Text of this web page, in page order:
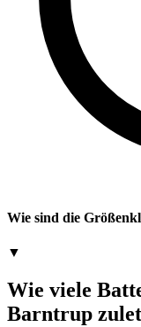
Wie sind die
▼
Wie viele
Barntrup